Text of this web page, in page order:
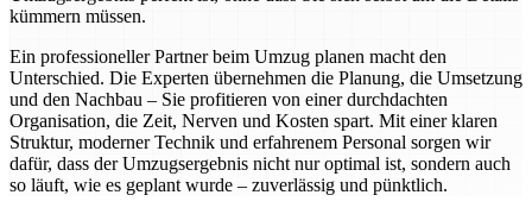
kümmern müssen.
Ein professioneller Partner beim Umzug planen macht den
Unterschied. Die Experten übernehmen die Planung, die Umsetzung
und den Nachbau – Sie profitieren von einer durchdachten
Organisation, die Zeit, Nerven und Kosten spart. Mit einer klaren
Struktur, moderner Technik und erfahrenem Personal sorgen wir
dafür, dass der Umzugsergebnis nicht nur optimal ist, sondern auch
so läuft, wie es geplant wurde – zuverlässig und pünktlich.